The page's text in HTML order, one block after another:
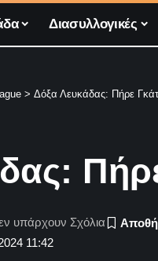
Διασυλλογικές
> Δόξα Λευκάδας: Πήρε
11:42
υπάρχουν Σχόλια